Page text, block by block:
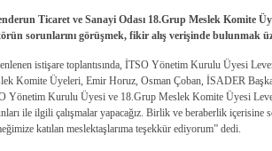
Ticaret ve Sanayi Odası 18.Grup Meslek Komite
sorunlarını görüşmek, fikir alış verişinde bulunmak
istişare toplantısında, İTSO Yönetim Kurulu Üyesi
Komite Üyeleri, Emir Horuz, Osman Çoban, İSADER
Yönetim Kurulu Üyesi ve 18.Grup Meslek Komite Üyesi
ile ilgili çalışmalar yapacağız. Birlik ve beraberlik
katılan meslektaşlarıma teşekkür ediyorum” dedi.